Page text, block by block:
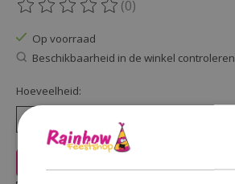
De beoordeling van dit product is
(0)
Op voorraad
Beschikbaarheid in de winkel controleren
Hoeveelheid: